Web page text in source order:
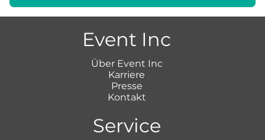
Event Inc
Über Event Inc
Karriere
Presse
Kontakt
Service